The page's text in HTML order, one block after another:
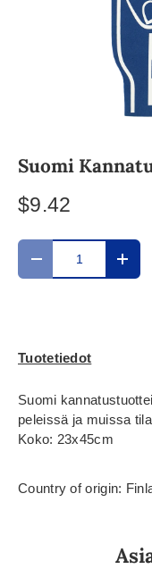
Suomi
$9.42
Määrä
Translation
Tuotetiedot
Suomi
peleissä ja muissa
Koko: 23x45cm
Country of origin: